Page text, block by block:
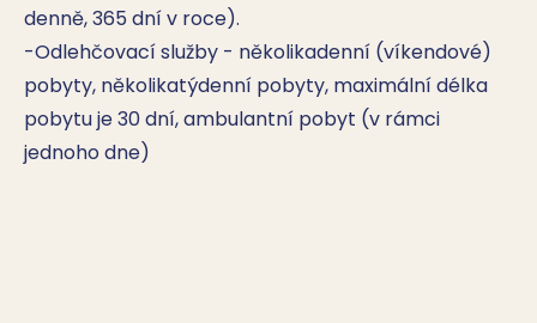
denně, 365 dní v roce).
-Odlehčovací služby - několikadenní (víkendové)
pobyty, několikatýdenní pobyty, maximální délka
pobytu je 30 dní, ambulantní pobyt (v rámci
jednoho dne)